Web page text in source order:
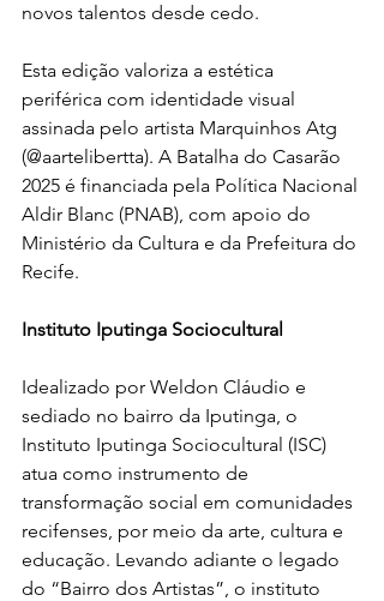
novos talentos desde cedo.
Esta edição valoriza a estética
periférica com identidade visual
assinada pelo artista Marquinhos Atg
(@aartelibertta). A Batalha do Casarão
2025 é financiada pela Política Nacional
Aldir Blanc (PNAB), com apoio do
Ministério da Cultura e da Prefeitura do
Recife.
Instituto Iputinga Sociocultural
Idealizado por Weldon Cláudio e
sediado no bairro da Iputinga, o
Instituto Iputinga Sociocultural (ISC)
atua como instrumento de
transformação social em comunidades
recifenses, por meio da arte, cultura e
educação. Levando adiante o legado
do “Bairro dos Artistas”, o instituto